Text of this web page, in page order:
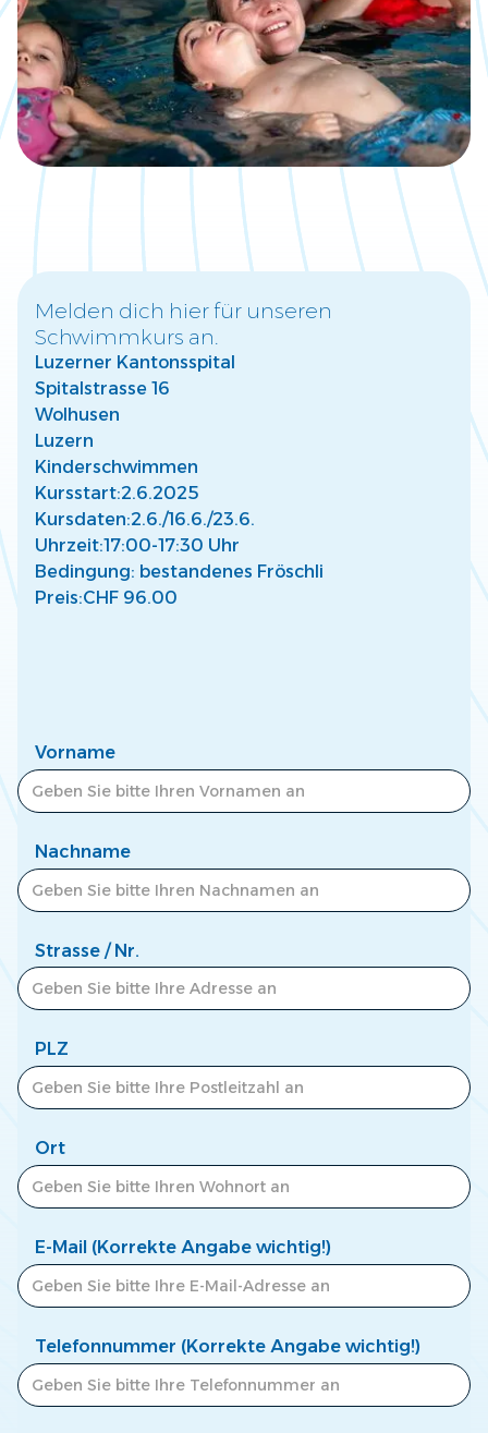
Bäder
Übersicht über unsere Locations
Kontakt
Wir sind gerne für Dich da
Aktuelle Artikel
Warum frühzeitige Wassergewöhnung für
Kinder wichtig ist
Entdecke, wie frühe Wassergewöhnung die Entwicklung
Deines Kindes fördert und eine sichere Basis für Freude
Mehr lesen
Zum Newscenter >
Melden dich hier für unseren
Schwimmkurs an.
Luzerner Kantonsspital
Spitalstrasse 16
Wolhusen
Luzern
Kinderschwimmen
Kursstart:2.6.2025
Kursdaten:2.6./16.6./23.6.
Uhrzeit:17:00-17:30 Uhr
Bedingung: bestandenes Fröschli
Preis:CHF 96.00
Vorname
Nachname
Strasse / Nr.
PLZ
Ort
E-Mail (Korrekte Angabe wichtig!)
Telefonnummer (Korrekte Angabe wichtig!)